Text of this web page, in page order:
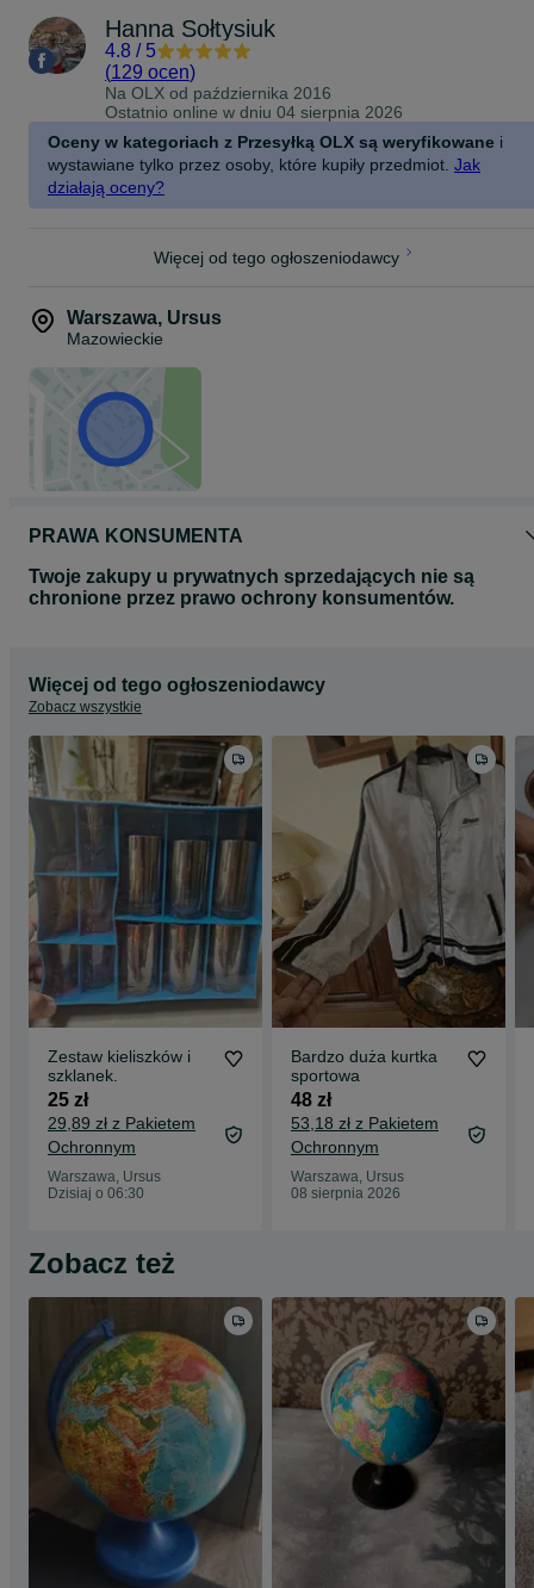
Hanna Sołtysiuk
4.8 / 5
(129 ocen)
Na OLX od października 2016
Ostatnio online w dniu 04 sierpnia 2026
Oceny w kategoriach z Przesyłką OLX są weryfikowane i
wystawiane tylko przez osoby, które kupiły przedmiot. Jak
działają oceny?
Więcej od tego ogłoszeniodawcy
Warszawa, Ursus
Mazowieckie
PRAWA KONSUMENTA
Twoje zakupy u prywatnych sprzedających nie są
chronione przez prawo ochrony konsumentów.
Więcej od tego ogłoszeniodawcy
Zobacz wszystkie
Zestaw kieliszków i
szklanek.
25 zł
29,89 zł z Pakietem
Ochronnym
Warszawa, Ursus
Dzisiaj o 06:30
Bardzo duża kurtka
sportowa
48 zł
53,18 zł z Pakietem
Ochronnym
Warszawa, Ursus
08 sierpnia 2026
Zobacz też